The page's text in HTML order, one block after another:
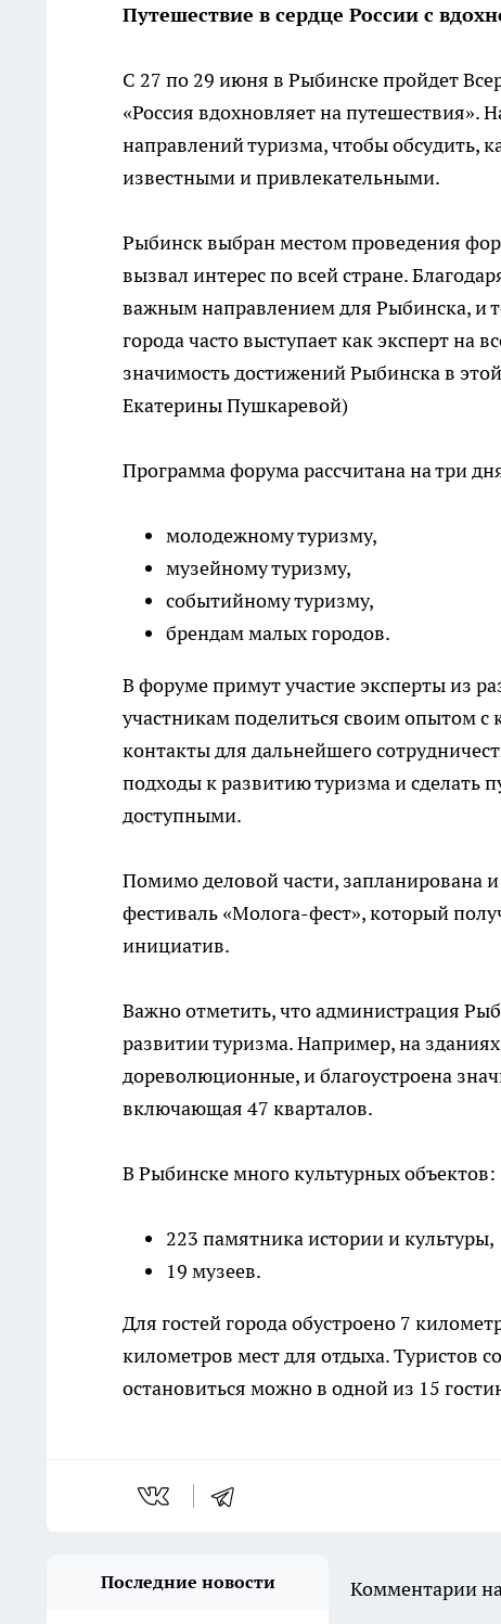
Путешествие в сердце России с
С 27 по 29 июня в Рыбинске пройдет
«Россия вдохновляет на путешествия».
направлений туризма, чтобы обсудить,
известными и привлекательными.
Рыбинск выбран местом проведения
вызвал интерес по всей стране.
важным направлением для Рыбинска, и
города часто выступает как эксперт на
значимость достижений Рыбинска в
Екатерины Пушкаревой)
Программа форума рассчитана на три
молодежному туризму,
музейному туризму,
событийному туризму,
брендам малых городов.
В форуме примут участие эксперты из
участникам поделиться своим опытом с
контакты для дальнейшего
подходы к развитию туризма и сделать
доступными.
Помимо деловой части, запланирована
фестиваль «Молога-фест», который
инициатив.
Важно отметить, что администрация
развитии туризма. Например, на
дореволюционные, и благоустроена
включающая 47 кварталов.
В Рыбинске много культурных объектов:
223 памятника истории и культуры,
19 музеев.
Для гостей города обустроено 7
километров мест для отдыха. Туристов
остановиться можно в одной из 15
Последние новости Комментарии